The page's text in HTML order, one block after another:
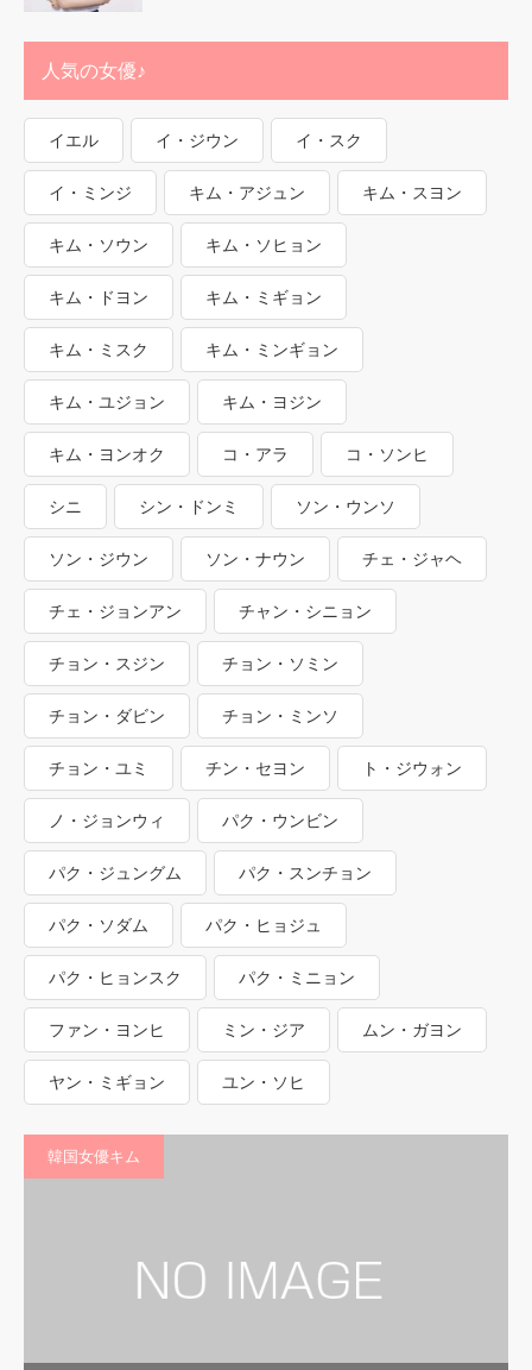
人気の女優♪
イエル イ・ジウン イ・スク
イ・ミンジ キム・アジュン キム・スヨン
キム・ソウン キム・ソヒョン
キム・ドヨン キム・ミギョン
キム・ミスク キム・ミンギョン
キム・ユジョン キム・ヨジン
キム・ヨンオク コ・アラ コ・ソンヒ
シニ シン・ドンミ ソン・ウンソ
ソン・ジウン ソン・ナウン チェ・ジャヘ
チェ・ジョンアン チャン・シニョン
チョン・スジン チョン・ソミン
チョン・ダビン チョン・ミンソ
チョン・ユミ チン・セヨン ト・ジウォン
ノ・ジョンウィ パク・ウンビン
パク・ジュングム パク・スンチョン
パク・ソダム パク・ヒョジュ
パク・ヒョンスク パク・ミニョン
ファン・ヨンヒ ミン・ジア ムン・ガヨン
ヤン・ミギョン ユン・ソヒ
韓国女優キム